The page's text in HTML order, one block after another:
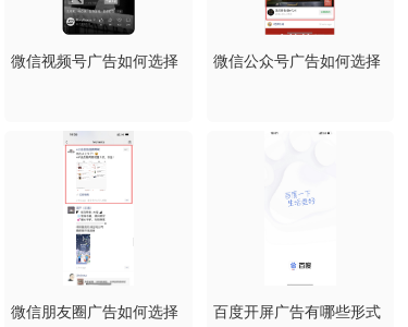
微信视频号广告如何选择 微信公众号广告如何选择
微信朋友圈广告如何选择 百度开屏广告有哪些形式